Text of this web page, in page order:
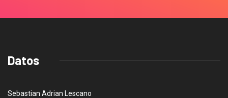
Datos
Sebastian Adrian Lescano